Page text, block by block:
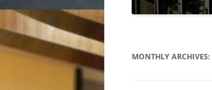
MONTHLY ARCHIVES: